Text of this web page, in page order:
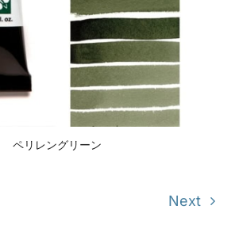
ペリレングリーン
Next